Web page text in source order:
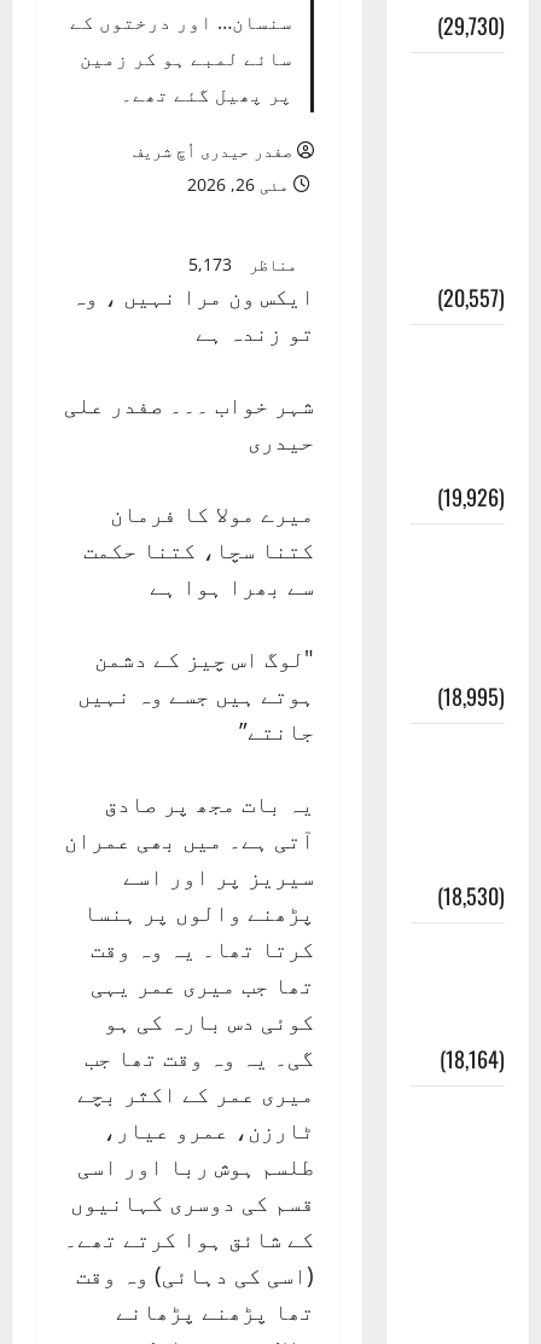
سنسان… اور درختوں کے
سائے لمبے ہو کر زمین
پر پھیل گئے تھے۔
صفدر حیدری اُچ شریف
مئی 26, 2026
مناظر 5,173
ایکس ون مرا نہیں ، وہ
تو زندہ ہے
شہر خواب ۔۔۔ صفدر علی
حیدری
میرے مولا کا فرمان
کتنا سچا، کتنا حکمت
سے بھرا ہوا ہے
"لوگ اس چیز کے دشمن
ہوتے ہیں جسے وہ نہیں
جانتے”
یہ بات مجھ پر صادق
آتی ہے۔ میں بھی عمران
سیریز پر اور اسے
پڑھنے والوں پر ہنسا
کرتا تھا۔ یہ وہ وقت
تھا جب میری عمر یہی
کوئی دس بارہ کی ہو
گی۔ یہ وہ وقت تھا جب
میری عمر کے اکثر بچے
ٹارزن، عمرو عیار،
طلسم ہوش ربا اور اسی
قسم کی دوسری کہانیوں
کے شائق ہوا کرتے تھے۔
(اسی کی دہائی) وہ وقت
تھا پڑھنے پڑھانے
(29,730)
(20,557)
(19,926)
(18,995)
(18,530)
(18,164)